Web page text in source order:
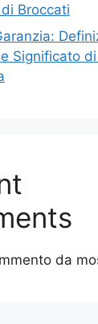
Broccati
Significato
da